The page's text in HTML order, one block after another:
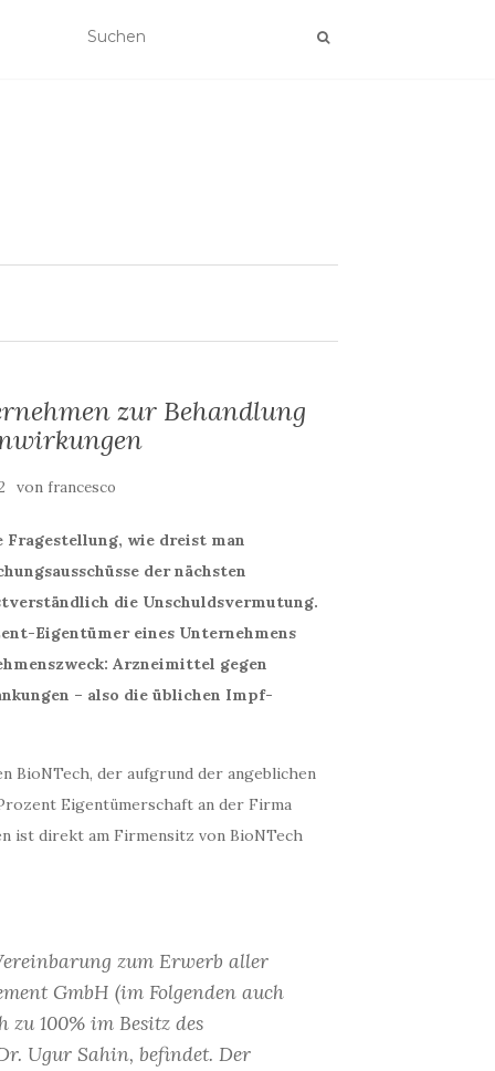
zur Behandlung
vonfrancesco
Fragestellung, wie dreist man
der nächsten
die Unschuldsvermutung.
Eigentümer eines Unternehmens
Arzneimittel gegen
– also die üblichen Impf-
BioNTech, der aufgrund der angeblichen
Eigentümerschaft an der Firma
ist direkt am Firmensitz von BioNTech
zum Erwerb aller
GmbH (im Folgenden auch
zu 100% im Besitz des
Ugur Sahin, befindet. Der